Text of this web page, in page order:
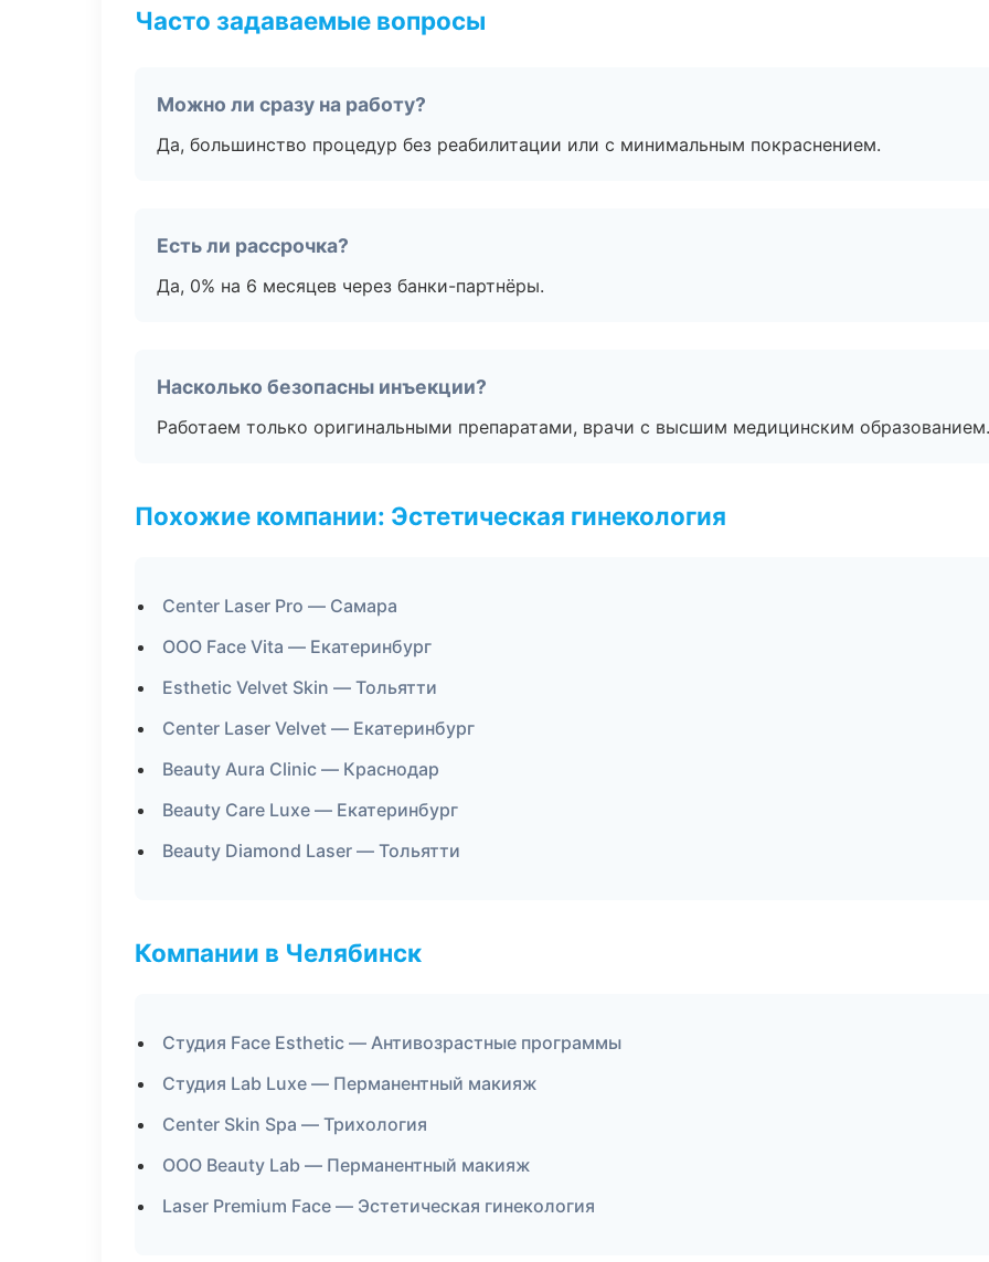
Часто задаваемые вопросы
Можно ли сразу на работу?
Да, большинство процедур без реабилитации или с минимальным покраснением.
Есть ли рассрочка?
Да, 0% на 6 месяцев через банки-партнёры.
Насколько безопасны инъекции?
Работаем только оригинальными препаратами, врачи с высшим медицинским образованием.
Похожие компании: Эстетическая гинекология
Center Laser Pro — Самара
ООО Face Vita — Екатеринбург
Esthetic Velvet Skin — Тольятти
Center Laser Velvet — Екатеринбург
Beauty Aura Clinic — Краснодар
Beauty Care Luxe — Екатеринбург
Beauty Diamond Laser — Тольятти
Компании в Челябинск
Студия Face Esthetic — Антивозрастные программы
Студия Lab Luxe — Перманентный макияж
Center Skin Spa — Трихология
ООО Beauty Lab — Перманентный макияж
Laser Premium Face — Эстетическая гинекология